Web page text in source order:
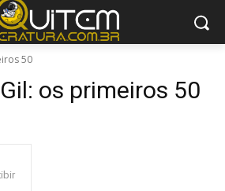
50
os primeiros 50